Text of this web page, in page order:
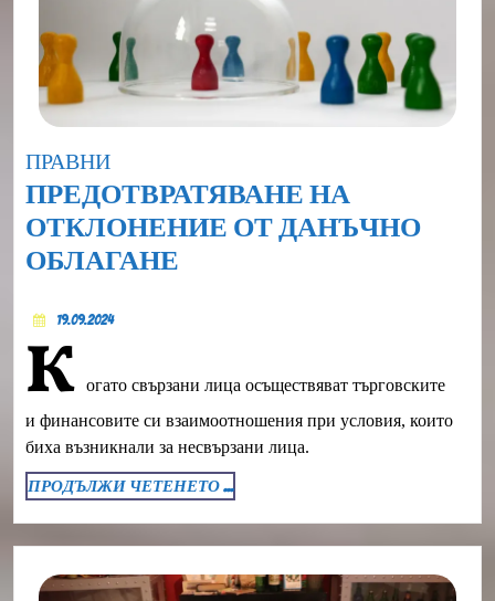
ПРАВНИCategory
ПРЕДОТВРАТЯВАНЕ НА
ОТКЛОНЕНИЕ ОТ ДАНЪЧНО
ОБЛАГАНЕ
ДАНЪЧНО
ОБЛАГАНЕ
19.09.2024
К огато свързани лица осъществяват търговските
и финансовите си взаимоотношения при условия, които
биха възникнали за несвързани лица.
ПРОДЪЛЖИ ЧЕТЕНЕТО ...ПРОДЪЛЖИ